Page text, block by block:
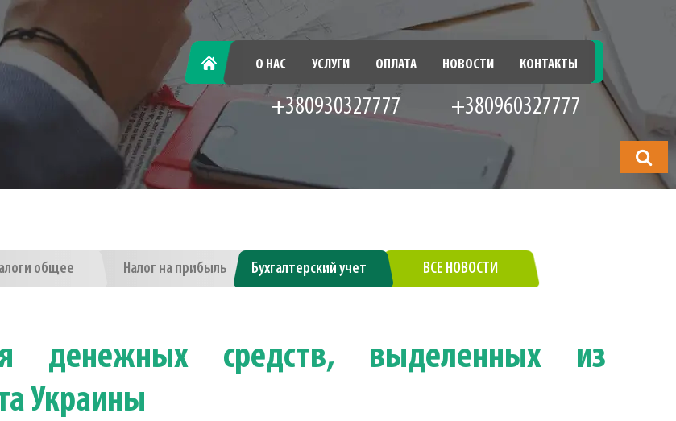
будете
ГЛАВНАЯ О НАС УСЛУГИ ОПЛАТА НОВОСТИ КОНТАКТЫ
+380930327777 +380960327777
общее Налог на прибыль Бухгалтерский учет ВСЕ НОВОСТИ
денежных средств, выделенных из
Украины